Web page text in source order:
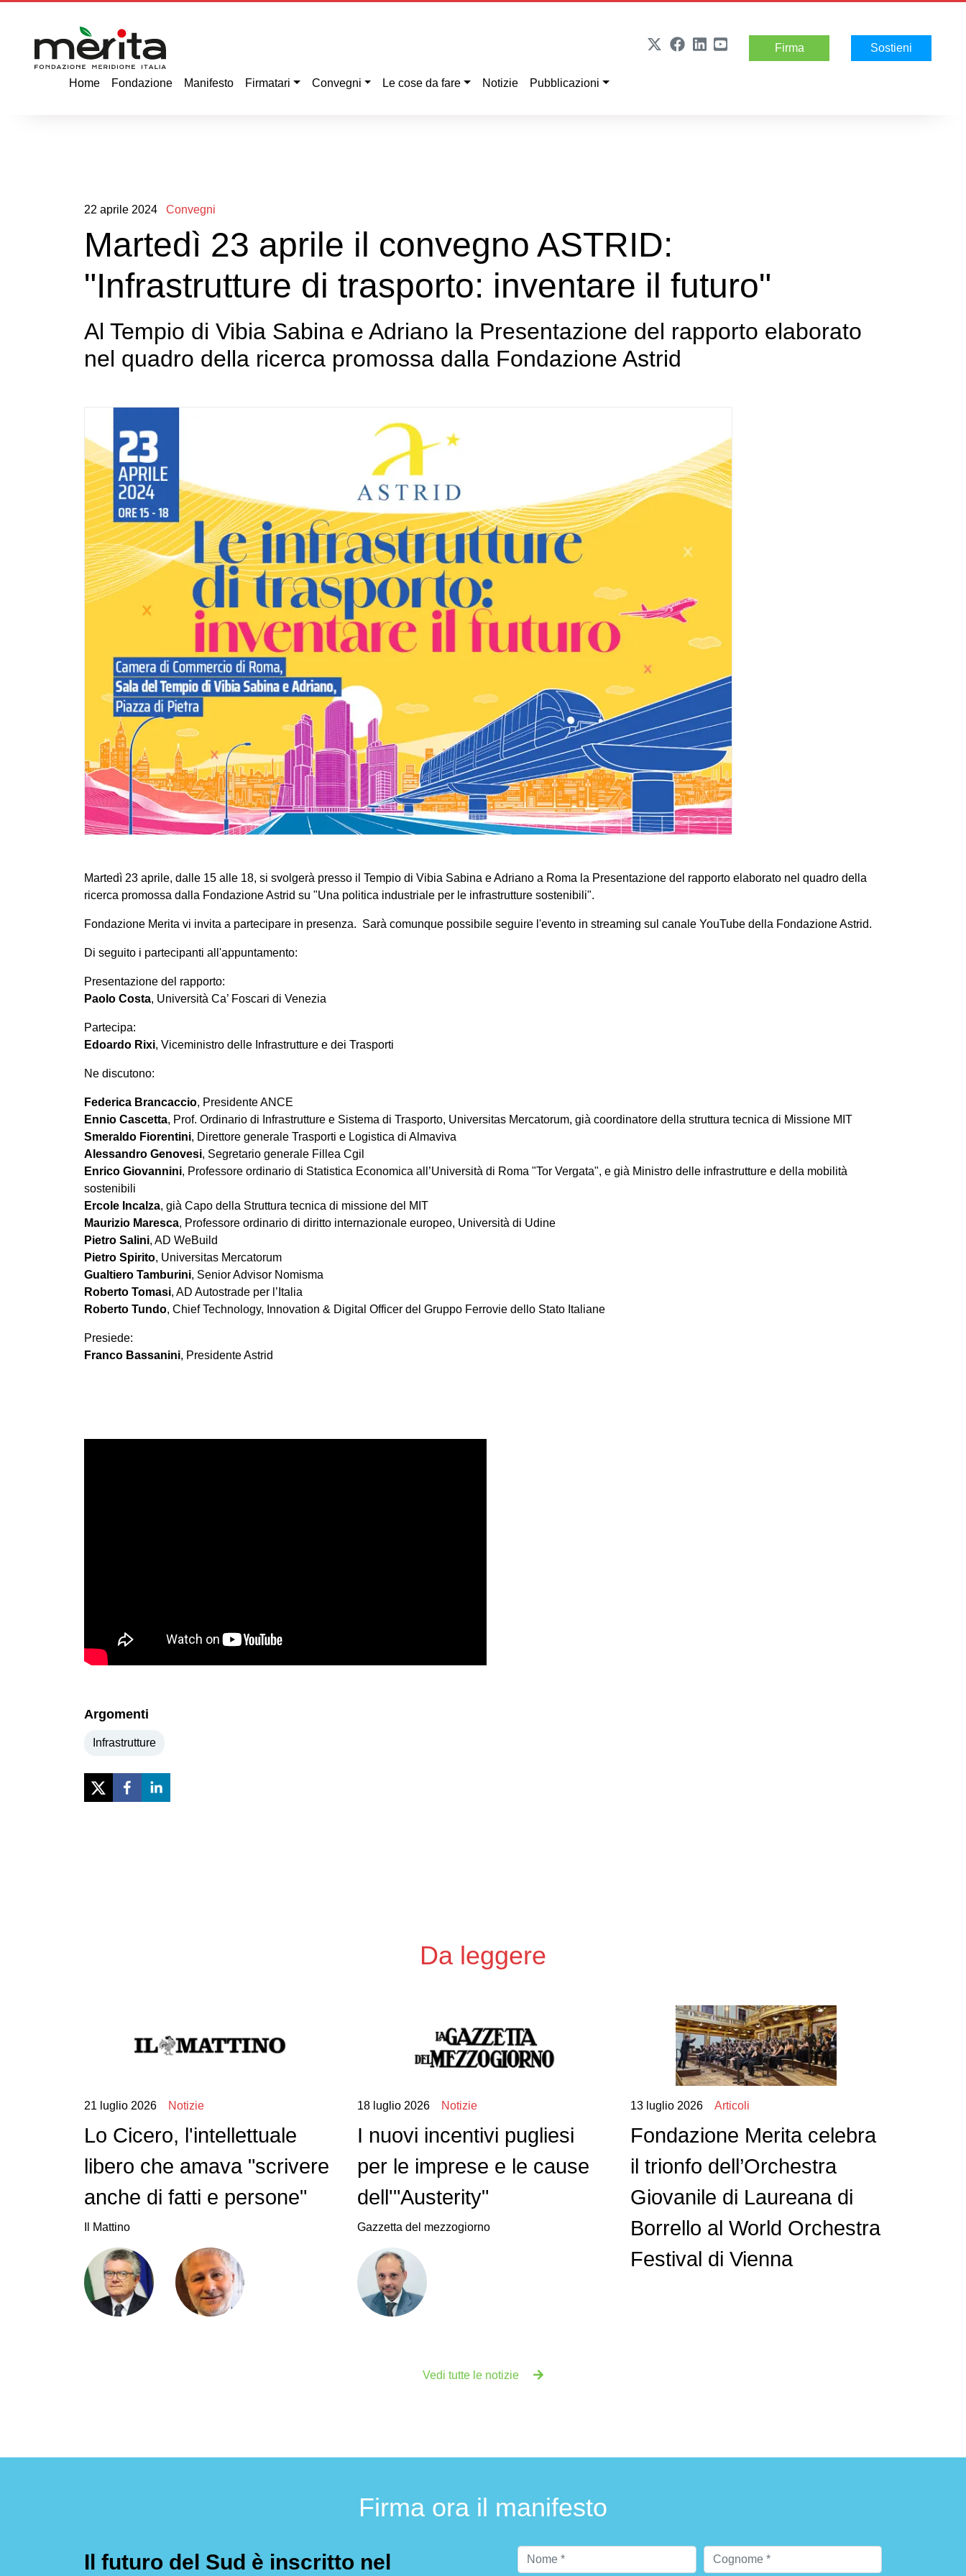
Firma Sostieni
Home Fondazione Manifesto Firmatari Convegni Le cose da fare Notizie Pubblicazioni
22 aprile 2024 Convegni
Martedì 23 aprile il convegno ASTRID:
"Infrastrutture di trasporto: inventare il futuro"
Al Tempio di Vibia Sabina e Adriano la Presentazione del rapporto elaborato
nel quadro della ricerca promossa dalla Fondazione Astrid
Martedì 23 aprile, dalle 15 alle 18, si svolgerà presso il Tempio di Vibia Sabina e Adriano a Roma la Presentazione del rapporto elaborato nel quadro della
ricerca promossa dalla Fondazione Astrid su "Una politica industriale per le infrastrutture sostenibili".
Fondazione Merita vi invita a partecipare in presenza. Sarà comunque possibile seguire l'evento in streaming sul canale YouTube della Fondazione Astrid.
Di seguito i partecipanti all'appuntamento:
Presentazione del rapporto:
Paolo Costa, Università Ca’ Foscari di Venezia
Partecipa:
Edoardo Rixi, Viceministro delle Infrastrutture e dei Trasporti
Ne discutono:
Federica Brancaccio, Presidente ANCE
Ennio Cascetta, Prof. Ordinario di Infrastrutture e Sistema di Trasporto, Universitas Mercatorum, già coordinatore della struttura tecnica di Missione MIT
Smeraldo Fiorentini, Direttore generale Trasporti e Logistica di Almaviva
Alessandro Genovesi, Segretario generale Fillea Cgil
Enrico Giovannini, Professore ordinario di Statistica Economica all’Università di Roma "Tor Vergata", e già Ministro delle infrastrutture e della mobilità
sostenibili
Ercole Incalza, già Capo della Struttura tecnica di missione del MIT
Maurizio Maresca, Professore ordinario di diritto internazionale europeo, Università di Udine
Pietro Salini, AD WeBuild
Pietro Spirito, Universitas Mercatorum
Gualtiero Tamburini, Senior Advisor Nomisma
Roberto Tomasi, AD Autostrade per l’Italia
Roberto Tundo, Chief Technology, Innovation & Digital Officer del Gruppo Ferrovie dello Stato Italiane
Presiede:
Franco Bassanini, Presidente Astrid
Argomenti
Infrastrutture
Da leggere
21 luglio 2026 Notizie
Lo Cicero, l'intellettuale
libero che amava "scrivere
anche di fatti e persone"
Il Mattino
18 luglio 2026 Notizie
I nuovi incentivi pugliesi
per le imprese e le cause
dell'"Austerity"
Gazzetta del mezzogiorno
13 luglio 2026 Articoli
Fondazione Merita celebra
il trionfo dell’Orchestra
Giovanile di Laureana di
Borrello al World Orchestra
Festival di Vienna
Vedi tutte le notizie
Firma ora il manifesto
Il futuro del Sud è inscritto nel